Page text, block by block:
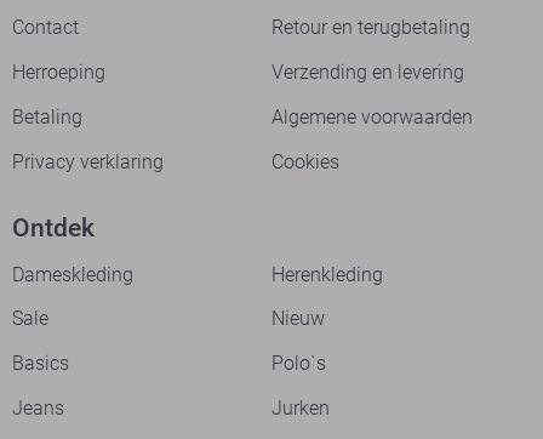
Contact
Retour en terugbetaling
Herroeping
Verzending en levering
Betaling
Algemene voorwaarden
Privacy verklaring
Cookies
Ontdek
Dameskleding
Herenkleding
Sale
Nieuw
Basics
Polo`s
Jeans
Jurken